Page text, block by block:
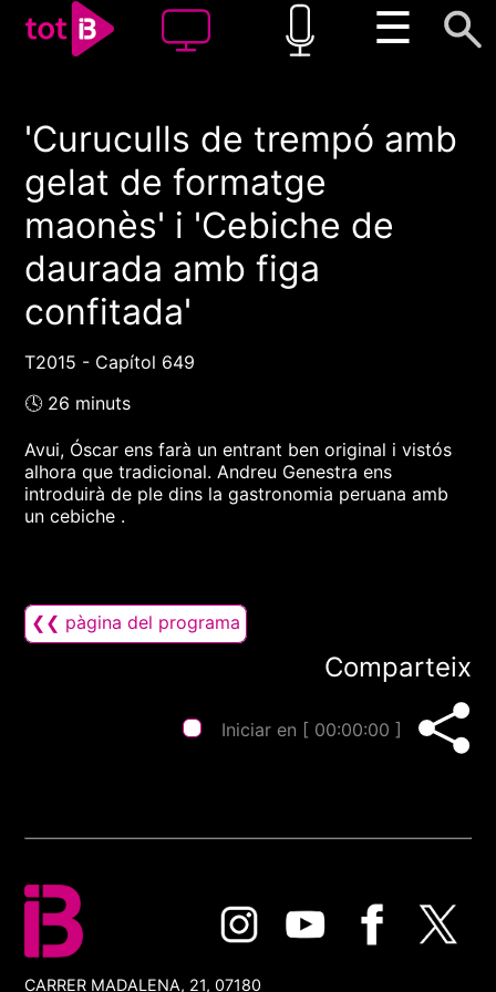
☰
00:00 00:00
1x
'Curuculls de trempó amb
gelat de formatge
maonès' i 'Cebiche de
daurada amb figa
confitada'
T2015 - Capítol 649
🕓 26 minuts
Avui, Óscar ens farà un entrant ben original i vistós
alhora que tradicional. Andreu Genestra ens
introduirà de ple dins la gastronomia peruana amb
un cebiche .
❮❮ pàgina del programa
Comparteix
Iniciar en [ 00:00:00 ]
CARRER MADALENA, 21, 07180